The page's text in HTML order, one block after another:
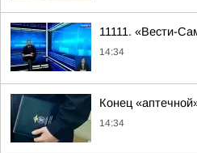
11111. «Вести-
14:34
Конец
14:34